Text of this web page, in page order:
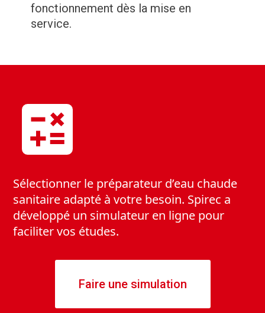
fonctionnement dès la mise en
service.
Sélectionner le préparateur d’eau chaude
sanitaire adapté à votre besoin. Spirec a
développé un simulateur en ligne pour
faciliter vos études.
Faire une simulation